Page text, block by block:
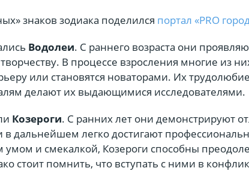
знаков зодиака поделился портал «PRO
Водолеи. С раннего возраста они
В процессе взросления многие из
или становятся новаторами. Их
делают их выдающимися исследователями.
Козероги. С ранних лет они демонстрируют
дальнейшем легко достигают
умом и смекалкой, Козероги способны
стоит помнить, что вступать с ними в